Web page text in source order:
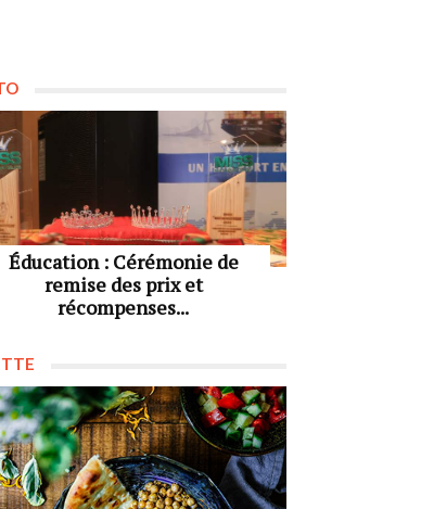
Éducation : Cérémonie de
remise des prix et
récompenses...